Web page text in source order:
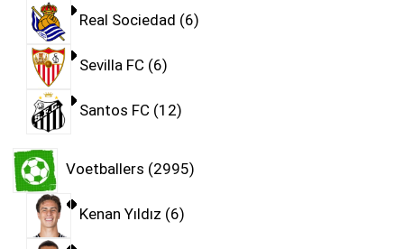
Real Sociedad 6
Sevilla FC 6
Santos FC 12
Voetballers 2995
Kenan Yıldız 6